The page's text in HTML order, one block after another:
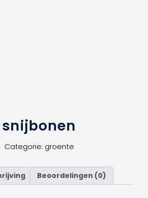
snijbonen
Categorie: groente
Beoordelingen (0)